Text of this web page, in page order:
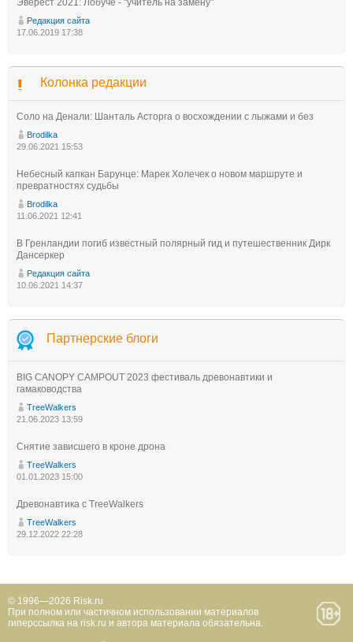
Эверест 2021: Лобуче - "учитель на замену"
Редакция сайта
17.06.2019 17:38
Колонка редакции
Соло на Денали: Шанталь Асторга о восхождении с лыжами и без
Brodilka
29.06.2021 15:53
Небесный капкан Барунце: Марек Холечек о новом маршруте и
превратностях судьбы
Brodilka
11.06.2021 12:41
В Гренландии погиб известный полярный гид и путешественник Дирк
Дансеркер
Редакция сайта
10.06.2021 14:37
Партнерские блоги
BIG CANOPY CAMPOUT 2023 фестиваль древонавтики и
гамаководства
TreeWalkers
21.06.2023 13:59
Снятие зависшего в кроне дрона
TreeWalkers
01.01.2023 15:00
Древонавтика с TreeWalkers
TreeWalkers
29.12.2022 22:28
© 1996—2026 Risk.ru
При полном или частичном использовании материалов
гиперссылка на risk.ru и автора материала обязательна.